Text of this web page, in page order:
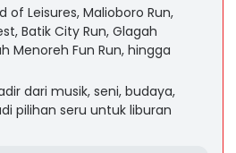
of Leisures, Malioboro Run,
Batik City Run, Glagah
Menoreh Fun Run, hingga
dari musik, seni, budaya,
pilihan seru untuk liburan